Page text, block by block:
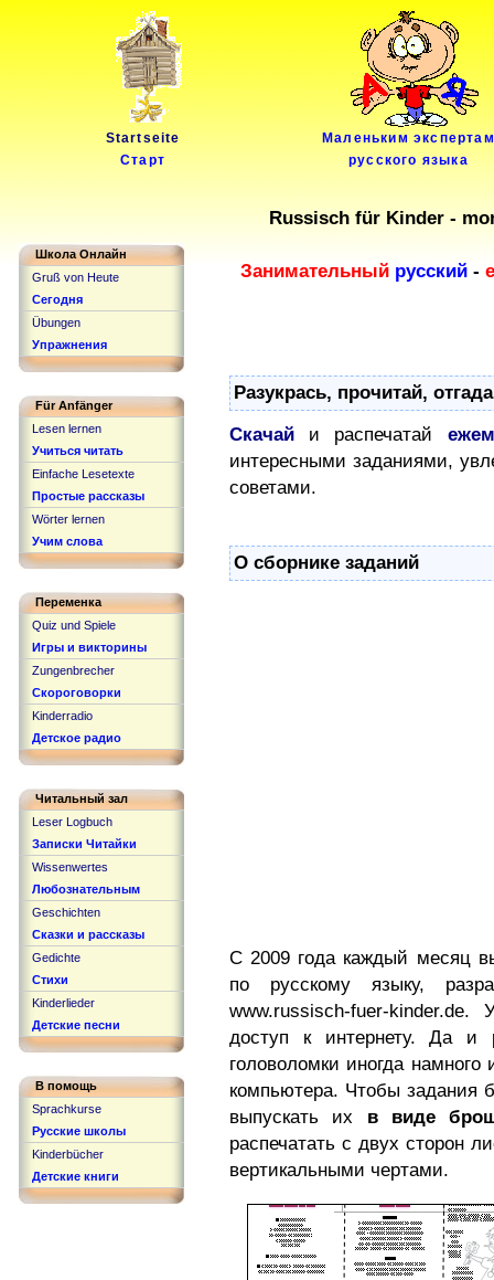
Startseite
Старт
Маленьким экспертам
русского языка
Russisch für Kinder -
Занимательный русский-
Разукрась, прочитай,
Скачай и распечатай
интересными заданиями,
советами.
О сборнике заданий
С 2009 года каждый месяц
по русскому языку,
www.russisch-fuer-
доступ к интернету. Да и
головоломки иногда
компьютера. Чтобы задания
выпускать их в виде
распечатать с двух сторон
вертикальными чертами.
Школа Онлайн
Gruß von Heute
Сегодня
Übungen
Упражнения
Für Anfänger
Lesen lernen
Учиться читать
Einfache Lesetexte
Простые рассказы
Wörter lernen
Учим слова
Переменка
Quiz und Spiele
Игры и викторины
Zungenbrecher
Скороговорки
Kinderradio
Детское радио
Читальный зал
Leser Logbuch
Записки Читайки
Wissenwertes
Любознательным
Geschichten
Сказки и рассказы
Gedichte
Стихи
Kinderlieder
Детские песни
В помощь
Sprachkurse
Русские школы
Kinderbücher
Детские книги